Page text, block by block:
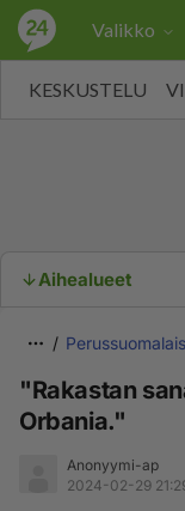
Valikko
KESKUSTELU
Aihealueet
"Rakastan
Orbania."
Anonyymi-ap
2024-02-29